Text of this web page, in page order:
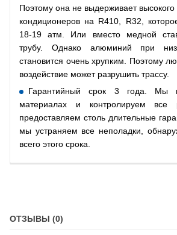
Поэтому она не выдерживает высокого
кондиционеров на R410, R32,
18-19 атм. Или вместо медной
трубу. Однако алюминий при
становится очень хрупким. Поэтому
воздействие может разрушить трассу.
Гарантийный срок 3 года. Мы
материалах и контролируем все
предоставляем столь длительные
мы устраняем все неполадки,
всего этого срока.
ОТЗЫВЫ (0)